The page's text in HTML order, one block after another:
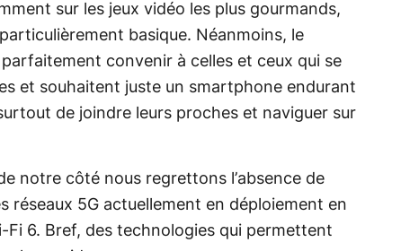
sur les jeux vidéo les plus gourmands,
basique. Néanmoins, le
convenir à celles et ceux qui se
et souhaitent juste un smartphone endurant
de joindre leurs proches et naviguer sur
notre côté nous regrettons l’absence de
réseaux 5G actuellement en déploiement en
Fi 6. Bref, des technologies qui permettent